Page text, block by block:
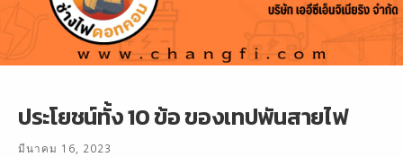
ประโยชน์ทั้ง 10 ข้อ ของเทปพันสายไฟ
มีนาคม 16, 2023